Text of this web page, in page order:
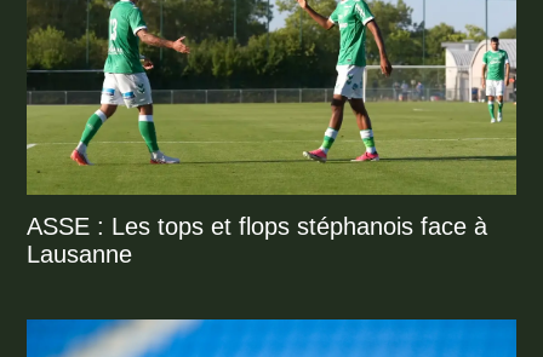
ASSE : Les tops et flops stéphanois face à
Lausanne